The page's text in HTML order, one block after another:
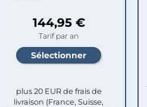
144,95 €
Tarif par an
plus 20 EUR de frais de
livraison (France, Suisse,